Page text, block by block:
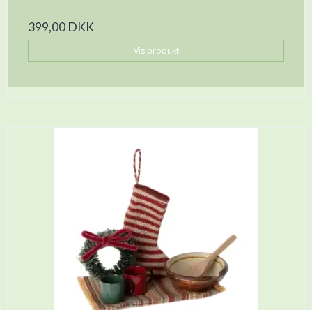
399,00 DKK
Vis produkt